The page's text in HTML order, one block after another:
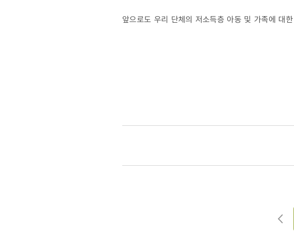
앞으로도 우리 단체의 저소득층 아동 및 가족에 대